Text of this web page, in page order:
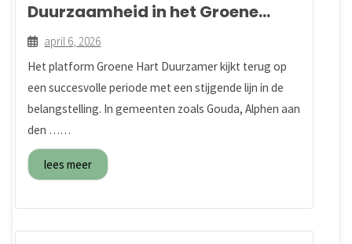
Duurzaamheid in het Groene
Hart: De toekomst van ons
platform
april 6, 2026
Het platform Groene Hart Duurzamer kijkt terug op
een succesvolle periode met een stijgende lijn in de
belangstelling. In gemeenten zoals Gouda, Alphen aan
den ……
lees meer